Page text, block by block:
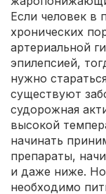
Если человек в
хронических
артериальной
эпилепсией,
нужно
существуют
судорожная
высокой
начинать
препараты,
и даже ниже.
необходимо